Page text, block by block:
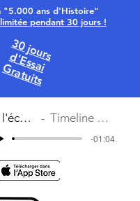
"5.000 ans d'Histoire"
pendant 30 jours !
30 jours
d'Essai
Gratuits
À l'écoute Timeline Radio
-01:04